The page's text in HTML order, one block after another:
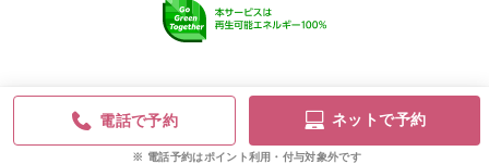
電話で予約 ネットで予約
電話予約はポイント利用・付与対象外です